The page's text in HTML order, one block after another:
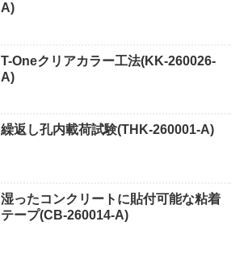
A)
T-Oneクリアカラー工法(KK-260026-
A)
繰返し孔内載荷試験(THK-260001-A)
湿ったコンクリートに貼付可能な粘着
テープ(CB-260014-A)